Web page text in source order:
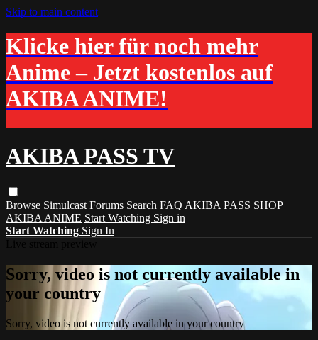
Skip to main content
Klicke hier für noch mehr
Anime – Jetzt kostenlos auf
AKIBA ANIME!
AKIBA PASS TV
Browse Simulcast Forums Search FAQ AKIBA PASS SHOP
AKIBA ANIME Start Watching Sign in
Start Watching Sign In
Sorry, video is not currently available in
your country
Sorry, video is not currently available in your country